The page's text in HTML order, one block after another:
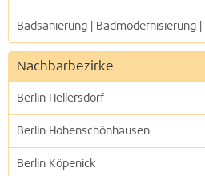
Badsanierung | Badmodernisierung
Nachbarbezirke
Berlin Hellersdorf
Berlin Hohenschönhausen
Berlin Köpenick